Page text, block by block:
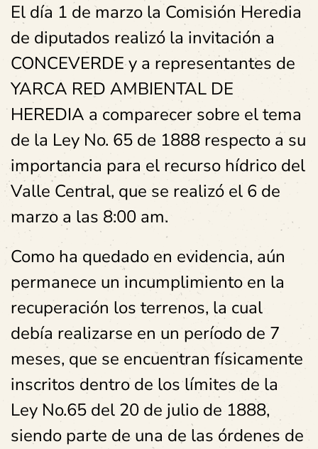
El día 1 de marzo la Comisión Heredia
de diputados realizó la invitación a
CONCEVERDE y a representantes de
YARCA RED AMBIENTAL DE
HEREDIA a comparecer sobre el tema
de la Ley No. 65 de 1888 respecto a su
importancia para el recurso hídrico del
Valle Central, que se realizó el 6 de
marzo a las 8:00 am.
Como ha quedado en evidencia, aún
permanece un incumplimiento en la
recuperación los terrenos, la cual
debía realizarse en un período de 7
meses, que se encuentran físicamente
inscritos dentro de los límites de la
Ley No.65 del 20 de julio de 1888,
siendo parte de una de las órdenes de